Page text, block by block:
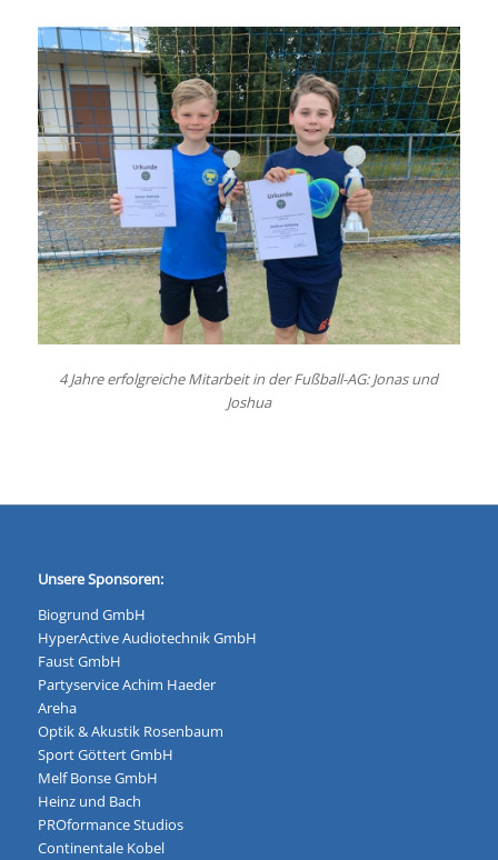
4 Jahre erfolgreiche Mitarbeit in der Fußball-AG: Jonas und
Joshua
Unsere Sponsoren:
Biogrund GmbH
HyperActive Audiotechnik GmbH
Faust GmbH
Partyservice Achim Haeder
Areha
Optik & Akustik Rosenbaum
Sport Göttert GmbH
Melf Bonse GmbH
Heinz und Bach
PROformance Studios
Continentale Kobel